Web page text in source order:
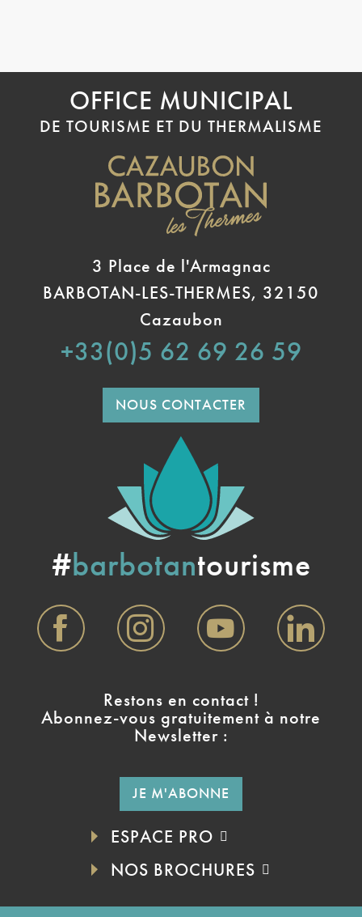
OFFICE MUNICIPAL
DE TOURISME ET DU THERMALISME
3 Place de l'Armagnac
BARBOTAN-LES-THERMES, 32150
Cazaubon
+33(0)5 62 69 26 59
NOUS CONTACTER
#barbotantourisme
Restons en contact !
Abonnez-vous gratuitement à notre
Newsletter :
JE M'ABONNE
ESPACE PRO
NOS BROCHURES